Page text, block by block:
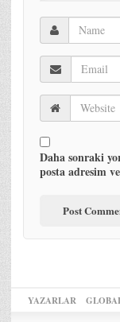
Daha sonraki
posta adresim
YAZARLAR